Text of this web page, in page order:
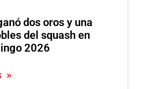
dos oros y una
del squash en
2026
»